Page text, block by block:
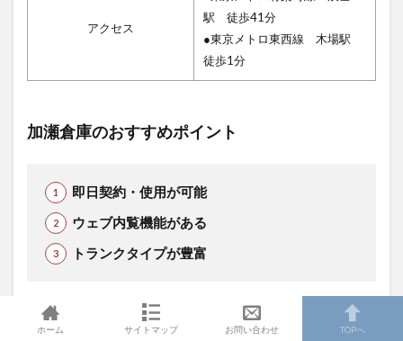
アクセス
駅 徒歩41分
●東京メトロ東西線 木場駅
徒歩1分
加瀬倉庫のおすすめポイント
即日契約・使用が可能
ウェブ内覧機能がある
トランクタイプが豊富
第10位は加瀬倉庫 江東区木場店です。
ホーム サイトマップ お問い合わせ TOPへ